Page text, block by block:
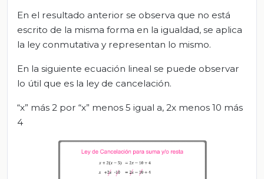
En el resultado anterior se observa que no está
escrito de la misma forma en la igualdad, se aplica
la ley conmutativa y representan lo mismo.
En la siguiente ecuación lineal se puede observar
lo útil que es la ley de cancelación.
“x” más 2 por “x” menos 5 igual a, 2x menos 10 más
4